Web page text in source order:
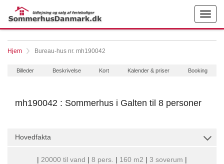
Hjem Bureau-hus nr. mh190042
Billeder Beskrivelse Kort Kalender & priser Booking
mh190042 : Sommerhus i Galten til 8 personer
Hovedfakta
| 20000 til vand | 8 pers. | 160 m2 | 3 soverum |